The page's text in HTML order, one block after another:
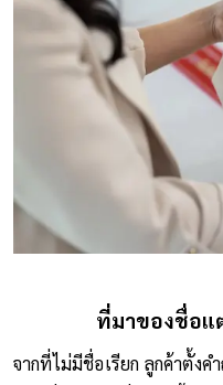
ที่มาของชื่อแ
จากที่ไม่มีชื่อเรียก ลูกค้าตั้งค